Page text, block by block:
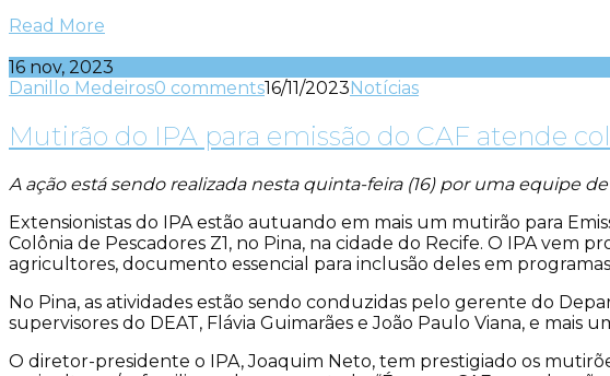
Read More
16 nov, 2023
Danillo Medeiros0 comments16/11/2023 Notícias
Mutirão do IPA para emissão do CAF atende
A ação está sendo realizada nesta quinta-feira (16) por uma equipe
Extensionistas do IPA estão autuando em mais um mutirão para
Colônia de Pescadores Z1, no Pina, na cidade do Recife. O IPA
agricultores, documento essencial para inclusão deles em
No Pina, as atividades estão sendo conduzidas pelo gerente do
supervisores do DEAT, Flávia Guimarães e João Paulo Viana, e mais
O diretor-presidente o IPA, Joaquim Neto, tem prestigiado os